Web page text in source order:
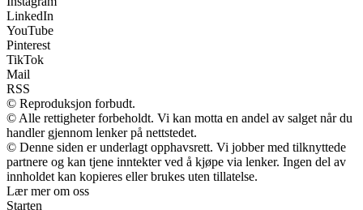
LinkedIn
YouTube
Pinterest
TikTok
Mail
RSS
© Reproduksjon forbudt.
© Alle rettigheter forbeholdt. Vi kan motta en andel av salget når du
handler gjennom lenker på nettstedet.
© Denne siden er underlagt opphavsrett. Vi jobber med tilknyttede
partnere og kan tjene inntekter ved å kjøpe via lenker. Ingen del av
innholdet kan kopieres eller brukes uten tillatelse.
Lær mer om oss
Starten